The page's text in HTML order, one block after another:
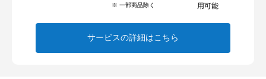
※ 一部商品除く
用可能
サービスの詳細はこちら